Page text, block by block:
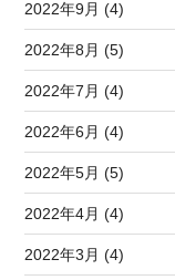
2022年9月 (4)
2022年8月 (5)
2022年7月 (4)
2022年6月 (4)
2022年5月 (5)
2022年4月 (4)
2022年3月 (4)